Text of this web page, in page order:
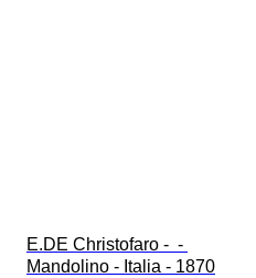
E.DE Christofaro -  -
Mandolino - Italia - 1870